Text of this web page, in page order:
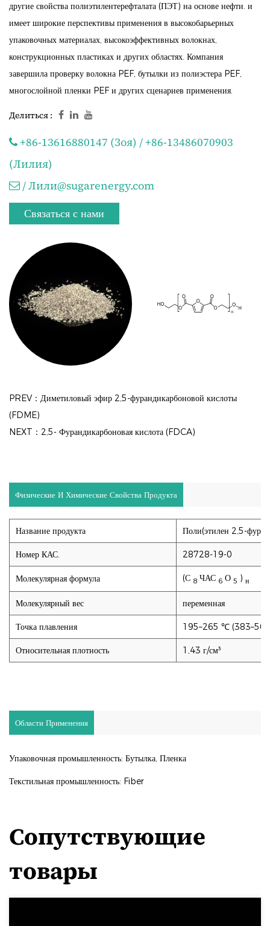
другие свойства полиэтилентерефталата (ПЭТ) на основе нефти. и
имеет широкие перспективы применения в высокобарьерных
упаковочных материалах, высокоэффективных волокнах,
конструкционных пластиках и других областях. Компания
завершила проверку волокна PEF, бутылки из полиэстера PEF,
многослойной пленки PEF и других сценариев применения.
Делиться :
+86-13616880147 (Зоя) / +86-13486070903
(Лилия)
/ Лили@sugarenergy.com
Связаться с нами
PREV：Диметиловый эфир 2,5-фурандикарбоновой кислоты
(FDME)
NEXT：2,5- Фурандикарбоновая кислота (FDCA)
Физические И Химические Свойства Продукта
Название продукта Поли(этилен 2,5-
Номер КАС. 28728-19-0
Молекулярная формула (С 8 ЧАС 6 О 5 ) н
Молекулярный вес переменная
Точка плавления 195–265 ℃
Относительная плотность 1,43 г/см³
Области Применения
Упаковочная промышленность: Бутылка, Пленка
Текстильная промышленность: Fiber
Сопутствующие
товары